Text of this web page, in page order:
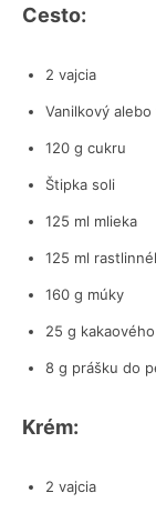
Cesto:
2 vajcia
Vanilkový
120 g cukru
Štipka soli
125 ml mlieka
125 ml
160 g múky
25 g
8 g prášku do
Krém:
2 vajcia